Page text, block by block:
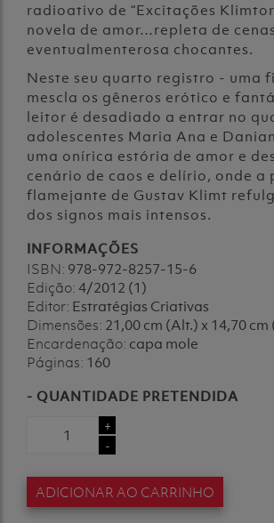
radioativo de “Excitações
novela de amor…repleta de
eventualmenterosa chocantes.
Neste seu quarto registro - uma
mescla os gêneros erótico e
leitor é desadiado a entrar no
adolescentes Maria Ana e
uma onírica estória de amor e
cenário de caos e delírio, onde a
flamejante de Gustav Klimt
dos signos mais intensos.
INFORMAÇÕES
ISBN: 978-972-8257-15-6
Edição: 4/2012 (1)
Editor: Estratégias Criativas
Dimensões: 21,00 cm (Alt.) x 14,70
Encardenação: capa mole
Páginas: 160
- QUANTIDADE PRETENDIDA
+
-
ADICIONAR AO CARRINHO